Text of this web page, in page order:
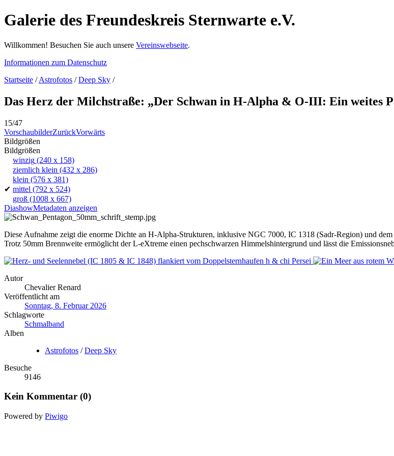
Galerie des Freundeskreis Sternwarte e.V.
Willkommen! Besuchen Sie auch unsere Vereinswebseite.
Informationen zum Datenschutz
Startseite /Astrofotos /Deep Sky /
Das Herz der Milchstraße: „Der Schwan in H-Alpha & O-III: Ein weites
15/47
VorschaubilderZurückVorwärts
Bildgrößen
Bildgrößen
winzig (240 x 158)
ziemlich klein (432 x 286)
klein (576 x 381)
✔ mittel (792 x 524)
groß (1008 x 667)
DiashowMetadaten anzeigen
Diese Aufnahme zeigt die enorme Dichte an H-Alpha-Strukturen, inklusive NGC 7000, IC 1318 (Sadr-Region) und
Trotz 50mm Brennweite ermöglicht der L-eXtreme einen pechschwarzen Himmelshintergrund und lässt die
Autor
Chevalier Renard
Veröffentlicht am
Sonntag, 8. Februar 2026
Schlagworte
Schmalband
Alben
Astrofotos /Deep Sky
Besuche
9146
Kein Kommentar (0)
Powered by Piwigo